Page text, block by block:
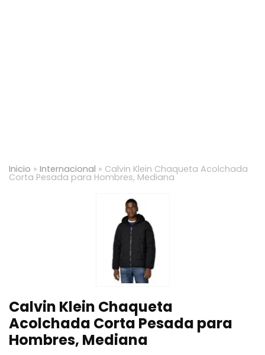
Inicio » Internacional » Calvin Klein Chaqueta Acolchada
Corta Pesada para Hombres, Mediana
Calvin Klein Chaqueta
Acolchada Corta Pesada para
Hombres, Mediana